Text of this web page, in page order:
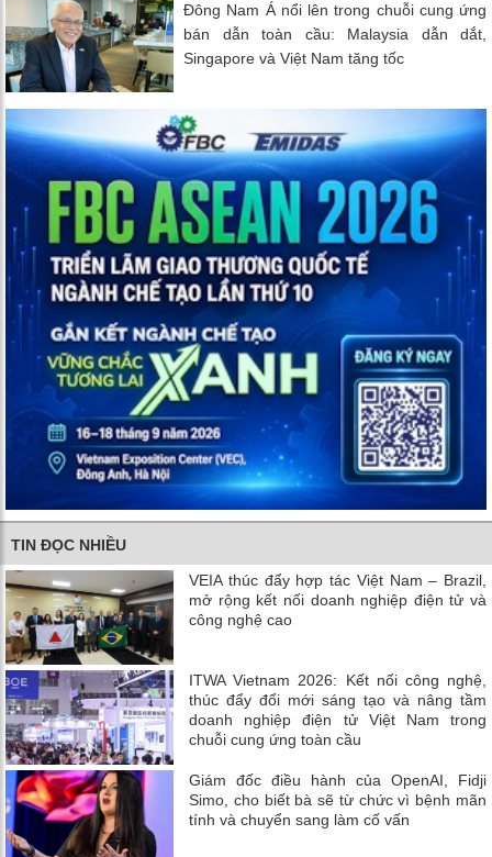
Đông Nam Á nổi lên trong chuỗi cung ứng
bán dẫn toàn cầu: Malaysia dẫn dắt,
Singapore và Việt Nam tăng tốc
TIN ĐỌC NHIỀU
VEIA thúc đẩy hợp tác Việt Nam – Brazil,
mở rộng kết nối doanh nghiệp điện tử và
công nghệ cao
ITWA Vietnam 2026: Kết nối công nghệ,
thúc đẩy đổi mới sáng tạo và nâng tầm
doanh nghiệp điện tử Việt Nam trong
chuỗi cung ứng toàn cầu
Giám đốc điều hành của OpenAI, Fidji
Simo, cho biết bà sẽ từ chức vì bệnh mãn
tính và chuyển sang làm cố vấn